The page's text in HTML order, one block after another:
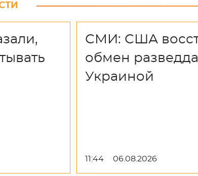
СМИ: США
обмен
Украиной
11:44 06.08.2026